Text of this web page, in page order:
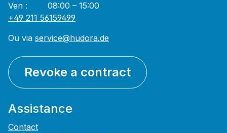
Ven : 08:00 – 15:00
+49 211 56159499
Ou via service@hudora.de
Revoke a contract
Assistance
Contact